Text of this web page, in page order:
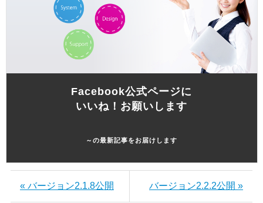
Facebook公式ページに
いいね！お願いします
～の最新記事をお届けします
« バージョン2.1.8公開 バージョン2.2.2公開 »